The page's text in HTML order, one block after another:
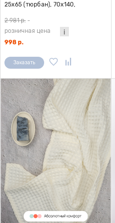
25х65 (тюрбан), 70х140,
2 981 р. -
розничная цена
998 р.
Заказать